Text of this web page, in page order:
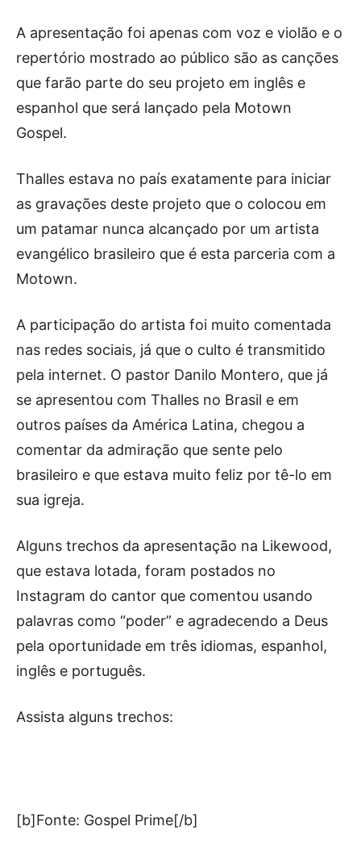
A apresentação foi apenas com voz e violão e o
repertório mostrado ao público são as canções
que farão parte do seu projeto em inglês e
espanhol que será lançado pela Motown
Gospel.
Thalles estava no país exatamente para iniciar
as gravações deste projeto que o colocou em
um patamar nunca alcançado por um artista
evangélico brasileiro que é esta parceria com a
Motown.
A participação do artista foi muito comentada
nas redes sociais, já que o culto é transmitido
pela internet. O pastor Danilo Montero, que já
se apresentou com Thalles no Brasil e em
outros países da América Latina, chegou a
comentar da admiração que sente pelo
brasileiro e que estava muito feliz por tê-lo em
sua igreja.
Alguns trechos da apresentação na Likewood,
que estava lotada, foram postados no
Instagram do cantor que comentou usando
palavras como “poder” e agradecendo a Deus
pela oportunidade em três idiomas, espanhol,
inglês e português.
Assista alguns trechos:
[b]Fonte: Gospel Prime[/b]